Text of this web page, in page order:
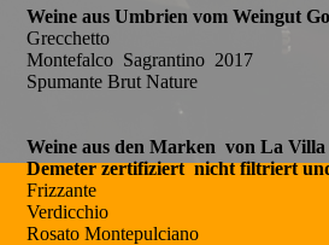
Weine aus Umbrien vom Weingut
Grecchetto
Montefalco Sagrantino 2017
Spumante Brut Nature
Weine aus den Marken von La
Demeter zertifiziert nicht filtriert
Frizzante
Verdicchio
Rosato Montepulciano